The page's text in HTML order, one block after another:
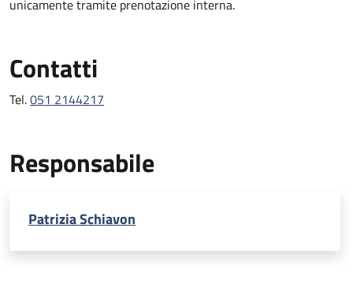
unicamente tramite prenotazione interna.
Contatti
Tel.051 2144217
Responsabile
Patrizia Schiavon